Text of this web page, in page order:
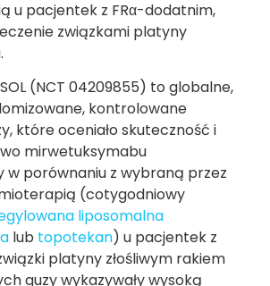
u pacjentek z FRα-dodatnim,
związkami platyny
(NCT 04209855) to globalne,
kontrolowane
które oceniało skuteczność i
mirwetuksymabu
w porównaniu z wybraną przez
(cotygodniowy
liposomalna
lub topotekan) u pacjentek z
platyny złośliwym rakiem
guzy wykazywały wysoką